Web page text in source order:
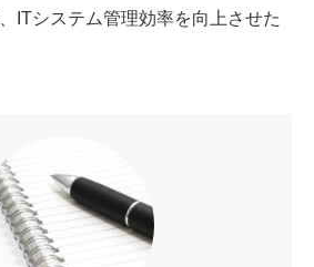
ITシステム管理効率を向上させた